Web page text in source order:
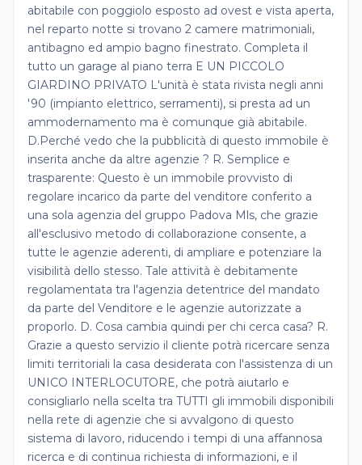
abitabile con poggiolo esposto ad ovest e vista aperta,
nel reparto notte si trovano 2 camere matrimoniali,
antibagno ed ampio bagno finestrato. Completa il
tutto un garage al piano terra E UN PICCOLO
GIARDINO PRIVATO L'unità è stata rivista negli anni
'90 (impianto elettrico, serramenti), si presta ad un
ammodernamento ma è comunque già abitabile.
D.Perché vedo che la pubblicità di questo immobile è
inserita anche da altre agenzie ? R. Semplice e
trasparente: Questo è un immobile provvisto di
regolare incarico da parte del venditore conferito a
una sola agenzia del gruppo Padova Mls, che grazie
all'esclusivo metodo di collaborazione consente, a
tutte le agenzie aderenti, di ampliare e potenziare la
visibilità dello stesso. Tale attività è debitamente
regolamentata tra l'agenzia detentrice del mandato
da parte del Venditore e le agenzie autorizzate a
proporlo. D. Cosa cambia quindi per chi cerca casa? R.
Grazie a questo servizio il cliente potrà ricercare senza
limiti territoriali la casa desiderata con l'assistenza di un
UNICO INTERLOCUTORE, che potrà aiutarlo e
consigliarlo nella scelta tra TUTTI gli immobili disponibili
nella rete di agenzie che si avvalgono di questo
sistema di lavoro, riducendo i tempi di una affannosa
ricerca e di continua richiesta di informazioni, e il